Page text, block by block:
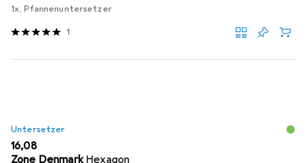
1x, Pfannenuntersetzer
1
Untersetzer
EUR
16,08
Zone Denmark Hexagon